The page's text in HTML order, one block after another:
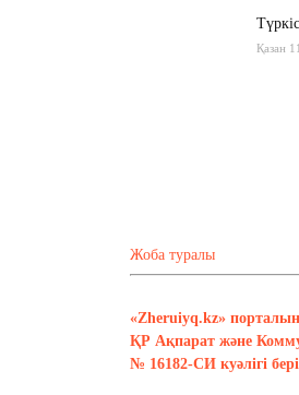
Қазан
Жоба туралы
«Zheruiyq.kz»
ҚР Ақпарат және
№ 16182-СИ куәлігі